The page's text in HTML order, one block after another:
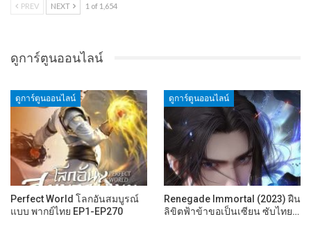
PREV NEXT 1 of 1,654
ดูการ์ตูนออนไลน์
ดูการ์ตูนออนไลน์
Perfect World โลกอันสมบูรณ์
แบบ พากย์ไทย EP1-EP270
ดูการ์ตูนออนไลน์
Renegade Immortal (2023) ฝืน
ลิขิตฟ้าข้าขอเป็นเซียน ซับไทย…